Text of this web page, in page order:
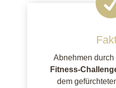
Abnehmen durch
Fitness-
dem